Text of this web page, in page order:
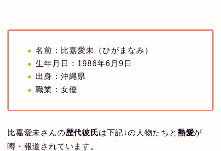
名前：比嘉愛未（ひがまなみ）
生年月日：1986年6月9日
出身：沖縄県
職業：女優
比嘉愛未さんの歴代彼氏は下記↓の人物たちと 熱愛が
噂・報道されています。